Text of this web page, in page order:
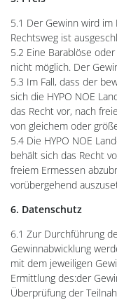
5.1 Der Gewinn wird
Rechtsweg ist
5.2 Eine Barablöse
nicht möglich. Der
5.3 Im Fall, dass der
sich die HYPO NOE
das Recht vor, nach
von gleichem oder
5.4 Die HYPO NOE
behält sich das Recht
freiem Ermessen
vorübergehend
6. Datenschutz
6.1 Zur Durchführung
Gewinnabwicklung
mit dem jeweiligen
Ermittlung des:der
Überprüfung der